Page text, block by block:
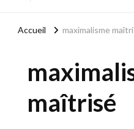
Accueil maximalisme
maîtrisé